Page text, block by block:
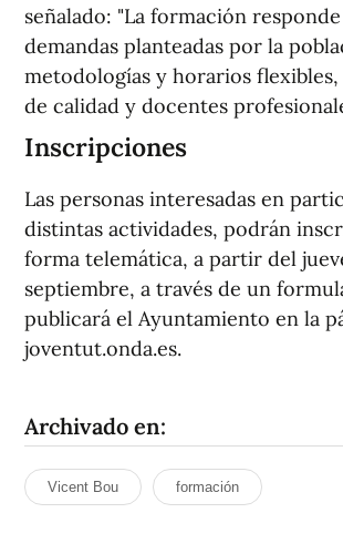
señalado: "La formación responde
demandas planteadas por la
metodologías y horarios
de calidad y docentes
Inscripciones
Las personas interesadas en
distintas actividades, podrán
forma telemática, a partir del
septiembre, a través de un
publicará el Ayuntamiento en la
joventut.onda.es.
Archivado en:
Vicent Bou formación